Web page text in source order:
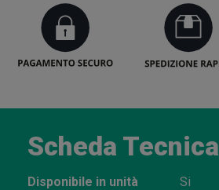
Scheda Tecnica
Disponibile in unità
Si